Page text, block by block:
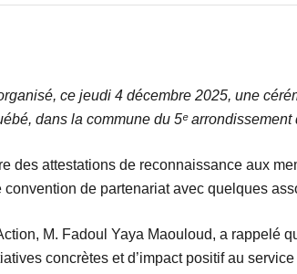
ce jeudi 4 décembre 2025, une
dans la commune du 5ᵉ arrondissement
des attestations de reconnaissance aux
convention de partenariat avec quelques
M. Fadoul Yaya Maouloud, a rappelé
concrètes et d’impact positif au